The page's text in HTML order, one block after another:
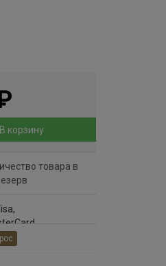
В корзину
товара в